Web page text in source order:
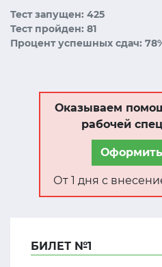
Тест запущен: 425
Тест пройден: 81
Процент успешных сдач:
Оказываем
рабочей
Оформить
От 1 дня с
БИЛЕТ №1